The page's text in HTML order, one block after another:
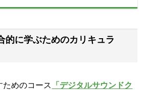
的に学ぶためのカリキュラ
ためのコース
「デジタルサウンドク